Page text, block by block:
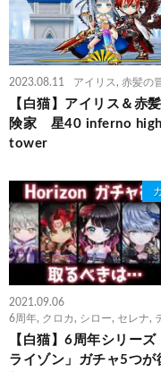
2023.08.11 アイリス , 赤髪の
【白猫】アイリス＆赤
険家 星40 inferno high
tower
2021.09.06
6周年, クロカ , シロー, セレナ,
【白猫】6周年シリーズ
ライゾン」ガチャ5つが